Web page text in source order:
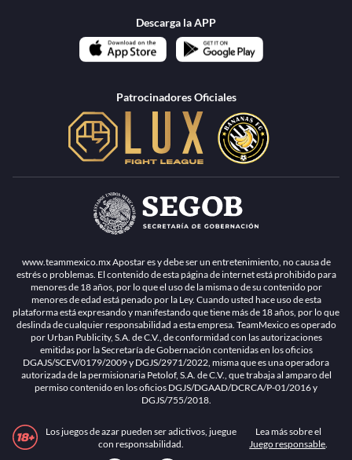
Descarga la APP
Patrocinadores Oficiales
www.teammexico.mx Apostar es y debe ser un entretenimiento, no causa de
estrés o problemas. El contenido de esta página de internet está prohibido para
menores de 18 años, por lo que el uso de la misma o de su contenido por
menores de edad está penado por la Ley. Cuando usted hace uso de esta
plataforma está expresando y manifestando que tiene más de 18 años, por lo que
deslinda de cualquier responsabilidad a esta empresa. TeamMexico es operado
por Urban Publicity, S.A. de C.V., de conformidad con las autorizaciones
emitidas por la Secretaría de Gobernación contenidas en los oficios
DGAJS/SCEV/0179/2009 y DGJS/2971/2022, misma que es una operadora
autorizada de la permisionaria Petolof, S.A. de C.V., que trabaja al amparo del
permiso contenido en los oficios DGJS/DGAAD/DCRCA/P-01/2016 y
DGJS/755/2018.
Los juegos de azar pueden ser adictivos, juegue
con responsabilidad.
Lea más sobre el
Juego responsable.